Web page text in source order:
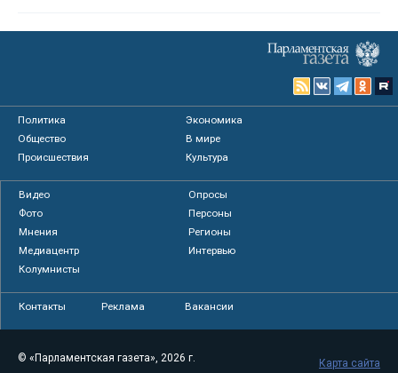
Политика
Экономика
Общество
В мире
Происшествия
Культура
Видео
Опросы
Фото
Персоны
Мнения
Регионы
Медиацентр
Интервью
Колумнисты
Контакты Реклама Вакансии
© «Парламентская газета», 2026 г.
Карта сайта